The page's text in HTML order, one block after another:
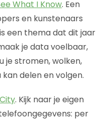
What I Know. Een
en kunstenaars
een thema dat dit jaar
je data voelbaar,
je stromen, wolken,
delen en volgen.
. Kijk naar je eigen
per